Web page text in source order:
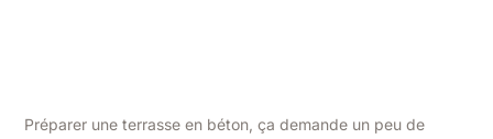
Préparer une terrasse en béton, ça demande un peu de